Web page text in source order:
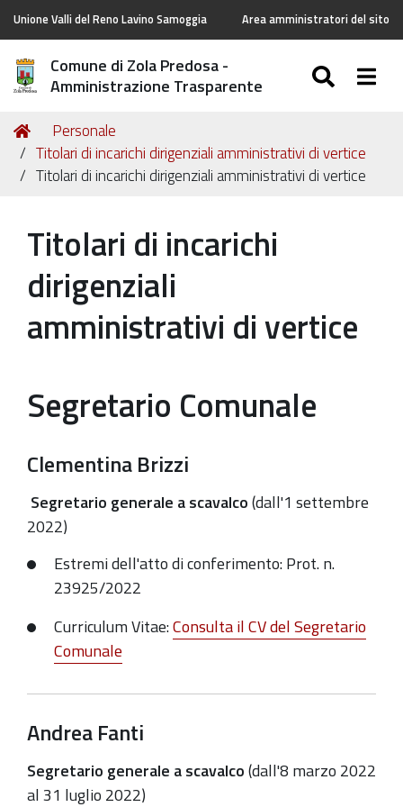
Unione Valli del Reno Lavino Samoggia Area amministratori del sito
Comune di Zola Predosa -
Amministrazione Trasparente
Tu
sei
qui:
Home
Personale
Titolari di incarichi dirigenziali amministrativi di vertice
Titolari di incarichi dirigenziali amministrativi di vertice
Titolari di incarichi
dirigenziali
amministrativi di vertice
Segretario Comunale
Clementina Brizzi
Segretario generale a scavalco(dall'1 settembre
2022)
Estremi dell'atto di conferimento: Prot. n.
23925/2022
Curriculum Vitae:Consulta il CV del Segretario
Comunale
Andrea Fanti
Segretario generale a scavalco(dall'8 marzo 2022
al 31 luglio 2022)